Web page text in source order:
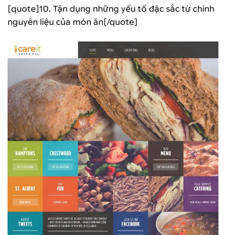
[quote]10. Tận dụng những yếu tố đặc sắc từ chính
nguyên liệu của món ăn[/quote]